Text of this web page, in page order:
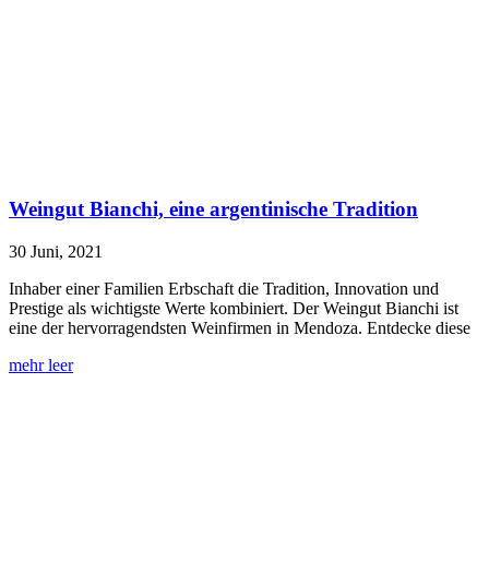
Weingut Bianchi, eine argentinische Tradition
30 Juni, 2021
Inhaber einer Familien Erbschaft die Tradition, Innovation und
Prestige als wichtigste Werte kombiniert. Der Weingut Bianchi ist
eine der hervorragendsten Weinfirmen in Mendoza. Entdecke diese
mehr leer